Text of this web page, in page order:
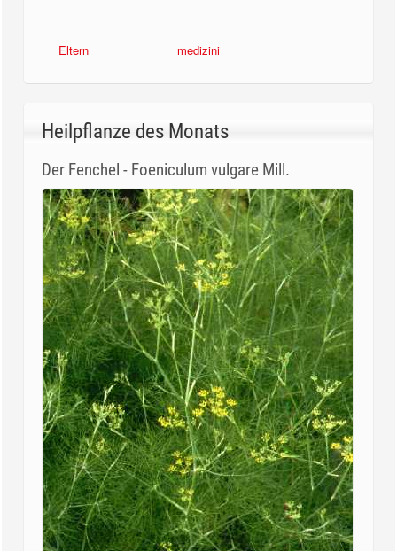
Eltern medizini
Heilpflanze des Monats
Der Fenchel - Foeniculum vulgare Mill.